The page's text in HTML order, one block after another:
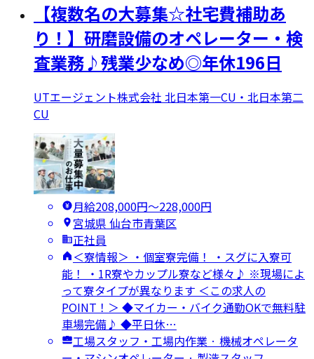
【複数名の大募集☆社宅費補助あ
り！】研磨設備のオペレーター・検
査業務♪残業少なめ◎年休196日
UTエージェント株式会社 北日本第一CU・北日本第二
CU
月給208,000円〜228,000円
宮城県 仙台市青葉区
正社員
＜寮情報＞ ・個室寮完備！ ・スグに入寮可
能！ ・1R寮やカップル寮など様々♪ ※現場によ
って寮タイプが異なります ＜この求人の
POINT！＞ ◆マイカー・バイク通勤OKで無料駐
車場完備♪ ◆平日休…
工場スタッフ・工場内作業 · 機械オペレータ